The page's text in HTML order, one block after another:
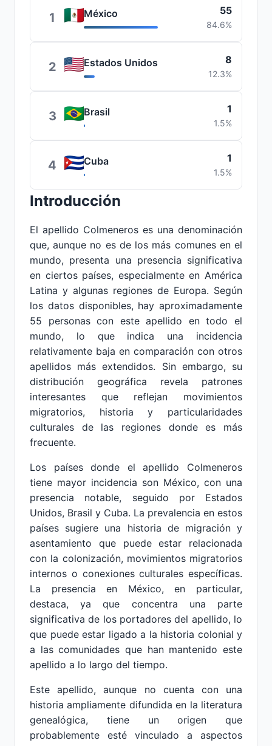
1 México 55
84.6%
2 Estados Unidos 8
12.3%
3 Brasil 1
1.5%
4 Cuba 1
1.5%
Introducción
El apellido Colmeneros es una denominación
que, aunque no es de los más comunes en el
mundo, presenta una presencia significativa
en ciertos países, especialmente en América
Latina y algunas regiones de Europa. Según
los datos disponibles, hay aproximadamente
55 personas con este apellido en todo el
mundo, lo que indica una incidencia
relativamente baja en comparación con otros
apellidos más extendidos. Sin embargo, su
distribución geográfica revela patrones
interesantes que reflejan movimientos
migratorios, historia y particularidades
culturales de las regiones donde es más
frecuente.
Los países donde el apellido Colmeneros
tiene mayor incidencia son México, con una
presencia notable, seguido por Estados
Unidos, Brasil y Cuba. La prevalencia en estos
países sugiere una historia de migración y
asentamiento que puede estar relacionada
con la colonización, movimientos migratorios
internos o conexiones culturales específicas.
La presencia en México, en particular,
destaca, ya que concentra una parte
significativa de los portadores del apellido, lo
que puede estar ligado a la historia colonial y
a las comunidades que han mantenido este
apellido a lo largo del tiempo.
Este apellido, aunque no cuenta con una
historia ampliamente difundida en la literatura
genealógica, tiene un origen que
probablemente esté vinculado a aspectos